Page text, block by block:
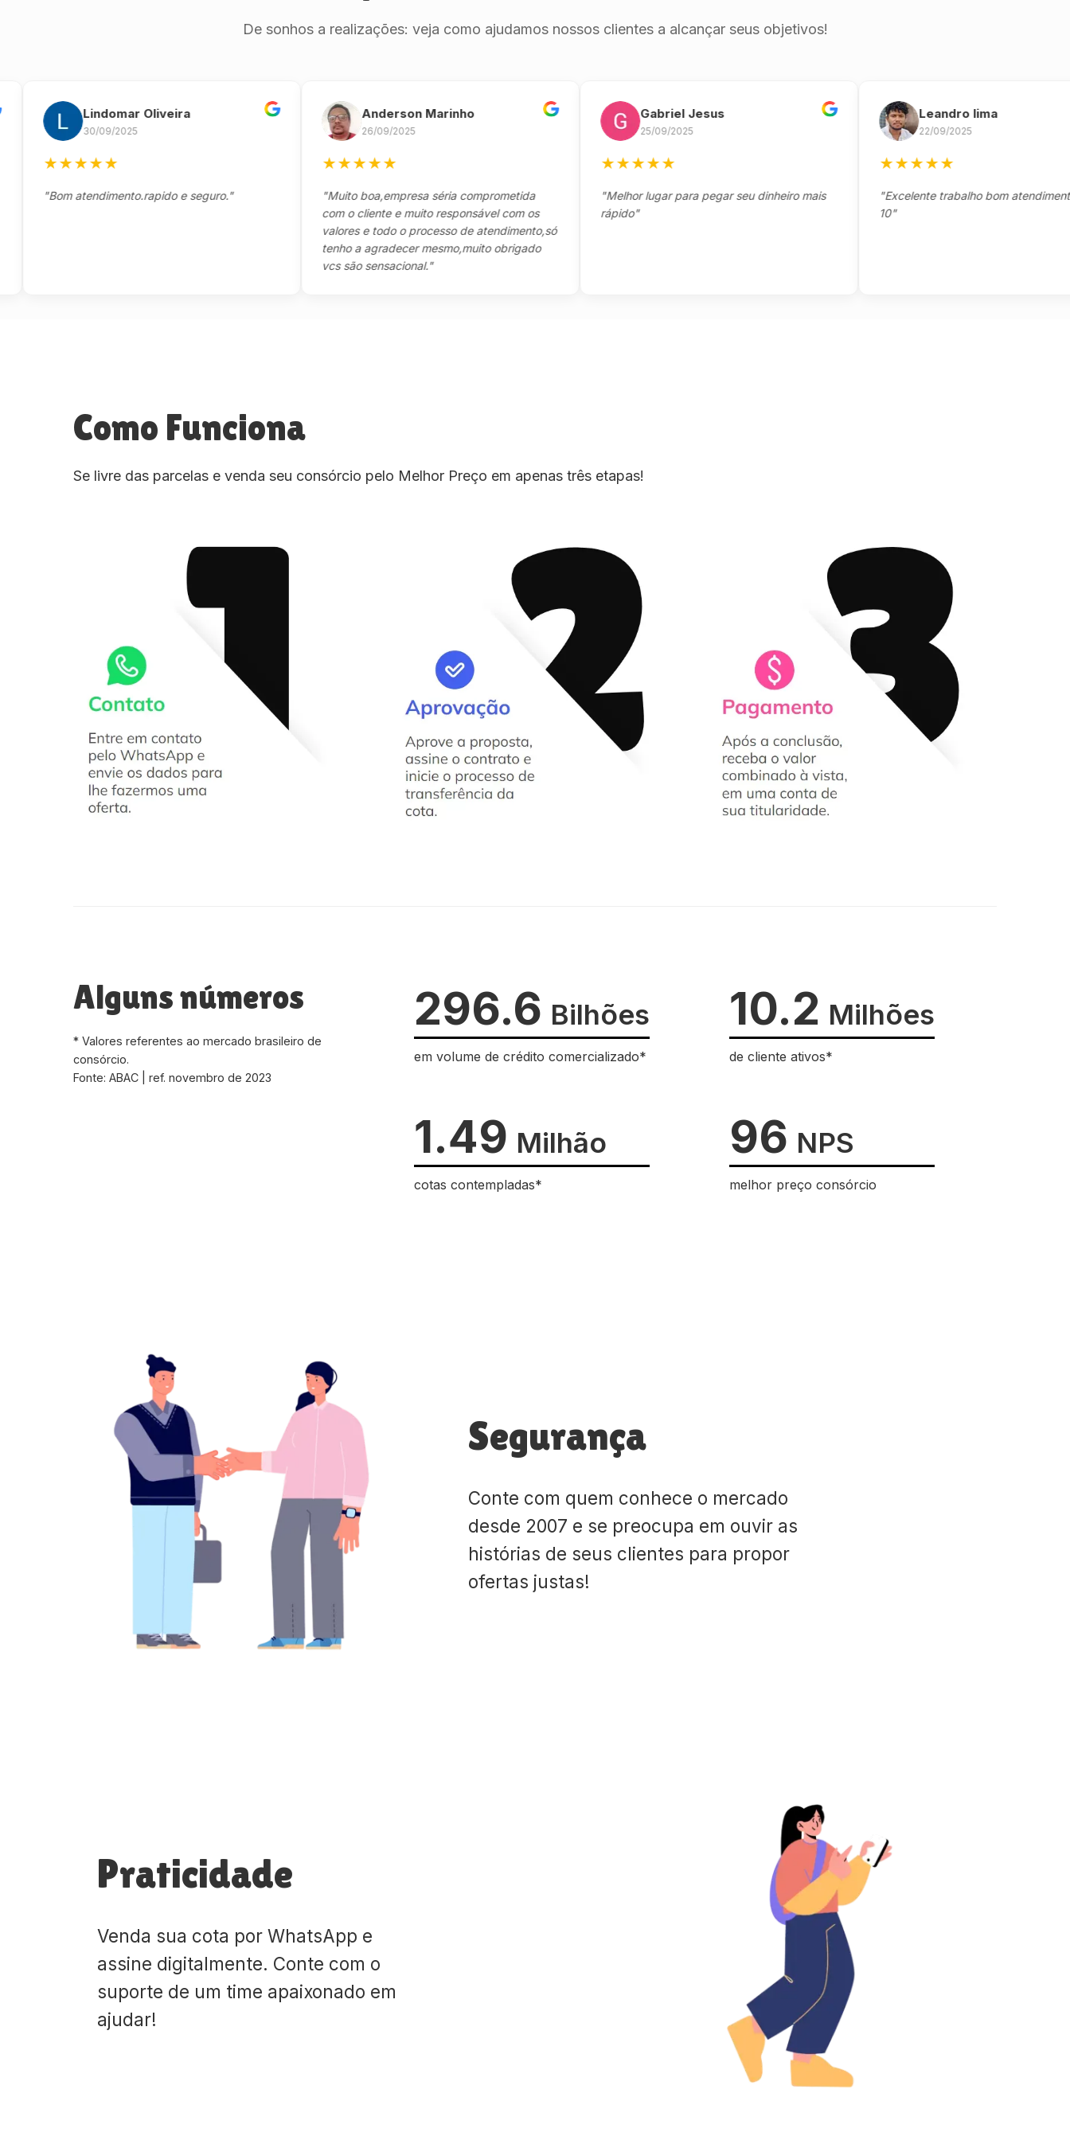
De sonhos a realizações: veja como ajudamos nossos clientes a alcançar seus objetivos!
Lindomar Oliveira
30/09/2025
★★★
"Bom atendimento.rapido e seguro."
Anderson Marinho
26/09/2025
★★★
"Muito boa,empresa séria comprometida
com o cliente e muito responsável com os
valores e todo o processo de atendimento,só
tenho a agradecer mesmo,muito obrigado
vcs são sensacional."
Gabriel Jesus
25/09/2025
★★★
"Melhor lugar para pegar seu dinheiro mais
rápido"
Leandro lima
22/09/2025
★★★
"Excelente trabalho bom atendimento
Como Funciona
Se livre das parcelas e venda seu consórcio pelo Melhor Preço em apenas três etapas!
Alguns números
* Valores referentes ao mercado brasileiro de
consórcio.
Fonte: ABAC | ref. novembro de 2023
296.6 Bilhões
em volume de crédito comercializado*
10.2 Milhões
de cliente ativos*
1.49 Milhão
cotas contempladas*
96 NPS
melhor preço consórcio
Segurança
Conte com quem conhece o mercado
desde 2007 e se preocupa em ouvir as
histórias de seus clientes para propor
ofertas justas!
Praticidade
Venda sua cota por WhatsApp e
assine digitalmente. Conte com o
suporte de um time apaixonado em
ajudar!